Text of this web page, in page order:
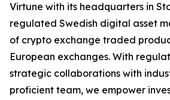
Virtune with its headquarters in
regulated Swedish digital asset
of crypto exchange traded
European exchanges. With
strategic collaborations with
proficient team, we empower